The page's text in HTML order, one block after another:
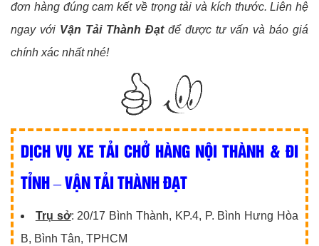
đơn hàng đúng cam kết về trọng tải và kích thước. Liên hệ
ngay với Vận Tải Thành Đạtđể được tư vấn và báo giá
chính xác nhất nhé!
DỊCH VỤ XE TẢI CHỞ HÀNG NỘI THÀNH & ĐI
TỈNH – VẬN TẢI THÀNH ĐẠT
Trụ sở: 20/17 Bình Thành, KP.4, P. Bình Hưng Hòa
B, Bình Tân, TPHCM